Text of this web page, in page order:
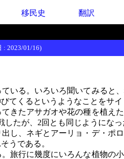
移民史 翻訳
: 2023/01/16)
いる。いろいろ聞いてみると
てくるというようなことをサイ
きたアサガオや花の種を植え
たが、2回とも同じようになっ
し、ネギとアーリョ・デ・
うである。
旅行に幾度にいろんな植物の